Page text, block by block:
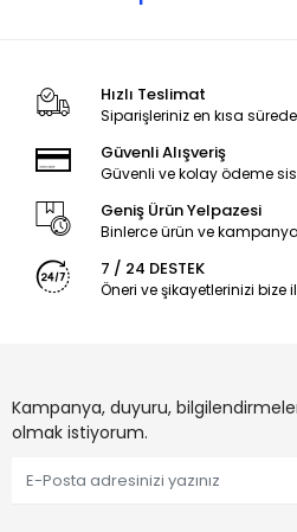
Hızlı Teslimat
Siparişleriniz en kısa
Güvenli Alışveriş
Güvenli ve kolay ödeme
Geniş Ürün Yelpazesi
Binlerce ürün ve
7 / 24 DESTEK
Öneri ve şikayetlerinizi bize
Kampanya, duyuru,
olmak istiyorum.